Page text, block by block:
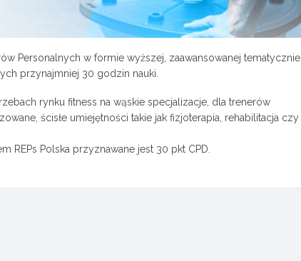
Personalnych w formie wyższej, zaawansowanej tematycznie
przynajmniej 30 godzin nauki.
rynku fitness na wąskie specjalizacje, dla trenerów
ścisłe umiejętności takie jak fizjoterapia, rehabilitacja czy
REPs Polska przyznawane jest 30 pkt CPD.